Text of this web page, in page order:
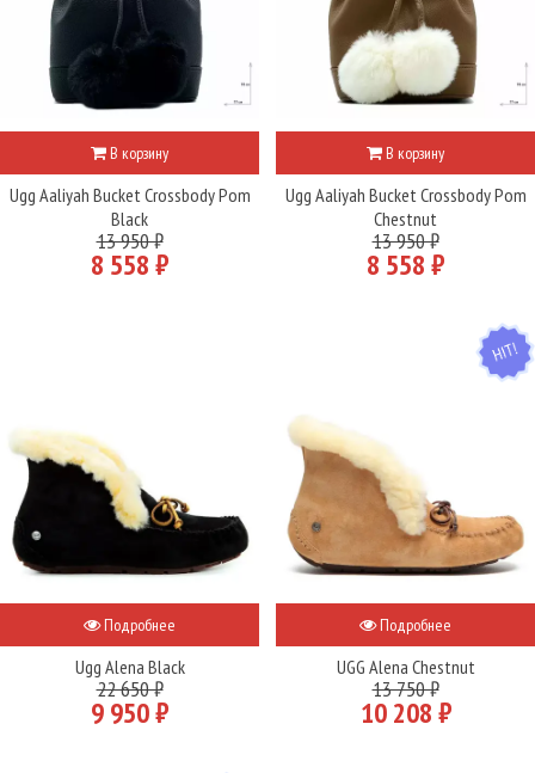
В корзину
Ugg Aaliyah Bucket Crossbody Pom
Black
13 950 ₽
8 558 ₽
В корзину
Ugg Aaliyah Bucket Crossbody Pom
Chestnut
13 950 ₽
8 558 ₽
Подробнее
Ugg Alena Black
22 650 ₽
9 950 ₽
HIT
Подробнее
UGG Alena Chestnut
13 750 ₽
10 208 ₽